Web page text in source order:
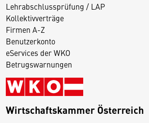
Lehrabschlussprüfung / LAP
Kollektivverträge
Firmen A-Z
Benutzerkonto
eServices der WKO
Betrugswarnungen
Wirtschaftskammer Österreich